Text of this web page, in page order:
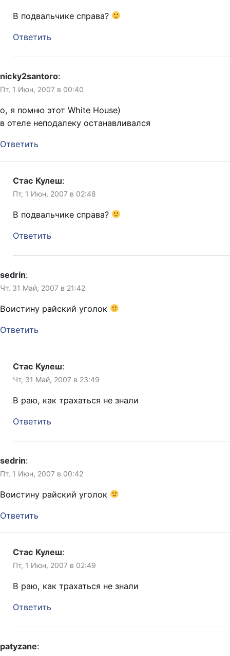
В подвальчике справа?
Ответить
nicky2santoro:
Пт, 1 Июн, 2007 в 00:40
о, я помню этот White House)
в отеле неподалеку останавливался
Ответить
Стас Кулеш:
Пт, 1 Июн, 2007 в 02:48
В подвальчике справа?
Ответить
sedrin:
Чт, 31 Май, 2007 в 21:42
Воистину райский уголок
Ответить
Стас Кулеш:
Чт, 31 Май, 2007 в 23:49
В раю, как трахаться не знали
Ответить
sedrin:
Пт, 1 Июн, 2007 в 00:42
Воистину райский уголок
Ответить
Стас Кулеш:
Пт, 1 Июн, 2007 в 02:49
В раю, как трахаться не знали
Ответить
patyzane: